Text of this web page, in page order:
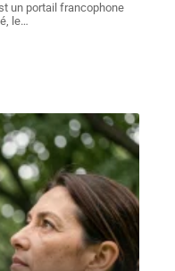
un portail francophone
le…